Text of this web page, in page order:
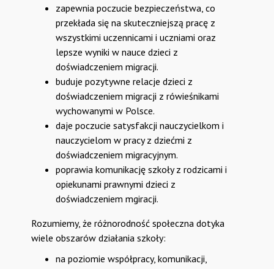
zapewnia poczucie bezpieczeństwa, co
przekłada się na skuteczniejszą pracę z
wszystkimi uczennicami i uczniami oraz
lepsze wyniki w nauce dzieci z
doświadczeniem migracji.
buduje pozytywne relacje dzieci z
doświadczeniem migracji z rówieśnikami
wychowanymi w Polsce.
daje poczucie satysfakcji nauczycielkom i
nauczycielom w pracy z dziećmi z
doświadczeniem migracyjnym.
poprawia komunikację szkoły z rodzicami i
opiekunami prawnymi dzieci z
doświadczeniem mgiracji.
Rozumiemy, że różnorodność społeczna dotyka
wiele obszarów działania szkoły:
na poziomie współpracy, komunikacji,